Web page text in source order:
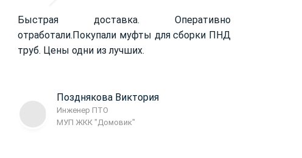
Быстрая доставка. Оперативно
отработали.Покупали муфты для сборки ПНД
труб. Цены одни из лучших.
Позднякова Виктория
Инженер ПТО
МУП ЖКК "Домовик"